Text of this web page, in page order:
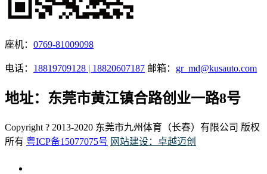
座机： 0769-81009098
电话： 18819709128 | 18820607187 邮箱： gr_md@kusauto.com
地址：东莞市黄江镇合路创业一路8号
Copyright ? 2013-2020 东莞市九州体育（长春）有限公司 版权
所有 粤ICP备15077075号 网站建设：卓越迈创